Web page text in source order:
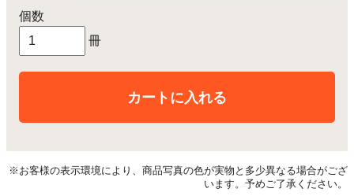
個数
冊
カートに入れる
※お客様の表示環境により、商品写真の色が実物と多少異なる場合がござ
います。予めご了承ください。